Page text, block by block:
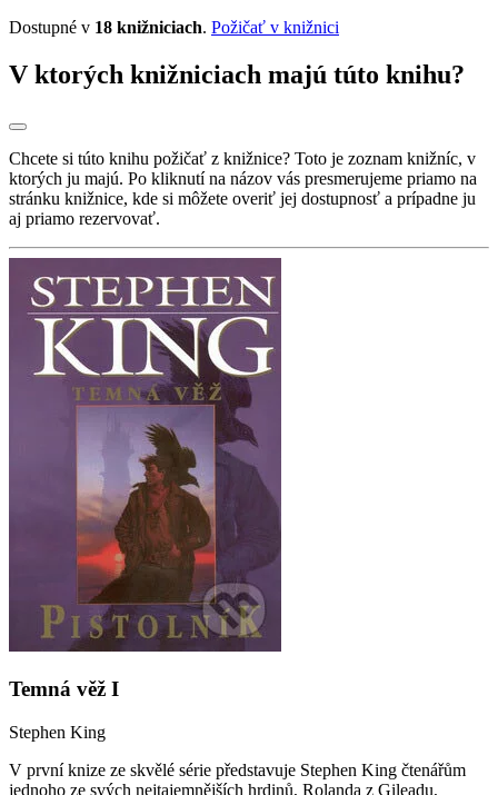
Dostupné v 18 knižniciach. Požičať v knižnici
V ktorých knižniciach majú túto knihu?
Chcete si túto knihu požičať z knižnice? Toto je zoznam knižníc, v
ktorých ju majú. Po kliknutí na názov vás presmerujeme priamo na
stránku knižnice, kde si môžete overiť jej dostupnosť a prípadne ju
aj priamo rezervovať.
Temná věž I
Stephen King
V první knize ze skvělé série představuje Stephen King čtenářům
jednoho ze svých nejtajemnějších hrdinů, Rolanda z Gileadu,